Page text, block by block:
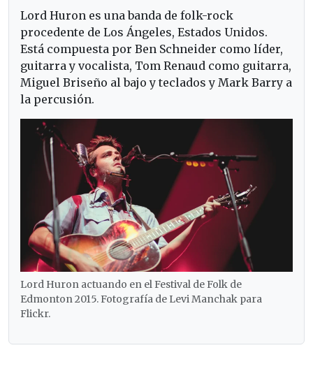
Lord Huron es una banda de folk-rock
procedente de Los Ángeles, Estados Unidos.
Está compuesta por Ben Schneider como líder,
guitarra y vocalista, Tom Renaud como guitarra,
Miguel Briseño al bajo y teclados y Mark Barry a
la percusión.
Lord Huron actuando en el Festival de Folk de
Edmonton 2015. Fotografía de Levi Manchak para
Flickr.